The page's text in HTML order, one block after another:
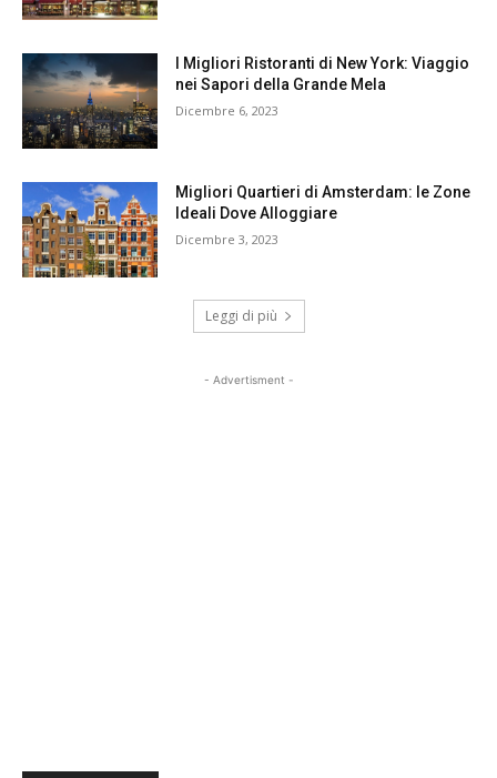
I Migliori Ristoranti di New York: Viaggio
nei Sapori della Grande Mela
Dicembre 6, 2023
Migliori Quartieri di Amsterdam: le Zone
Ideali Dove Alloggiare
Dicembre 3, 2023
Leggi di più
- Advertisment -